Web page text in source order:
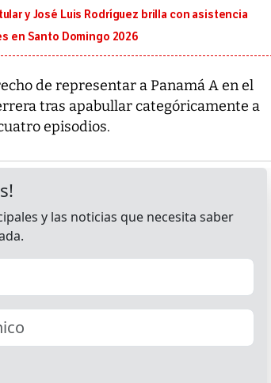
y José Luis Rodríguez brilla con asistencia
en Santo Domingo 2026
de representar a Panamá A en el
tras apabullar categóricamente a
episodios.